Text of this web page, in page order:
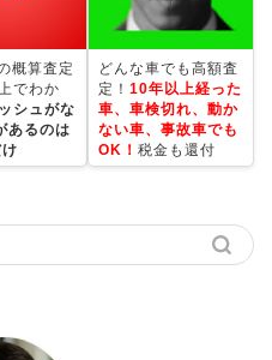
概算査定
でわか
シュがな
あるのは
どんな車でも高額査
定！ 10年以上経った
車、車検切れ、動か
ない車、事故車でも
OK！ 税金も還付